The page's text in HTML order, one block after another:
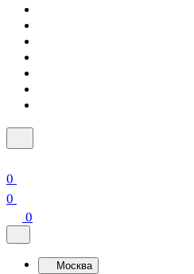
0
0
0
Москва